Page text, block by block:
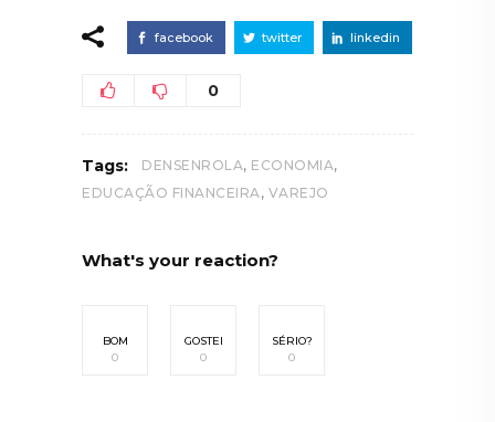
facebook twitter linkedin
0
Tags: DENSENROLA, ECONOMIA,
EDUCAÇÃO FINANCEIRA , VAREJO
What's your reaction?
BOM
0
GOSTEI
0
SÉRIO?
0